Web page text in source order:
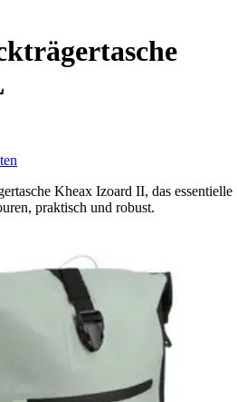
Kheax Izoard II, das essentielle
praktisch und robust.